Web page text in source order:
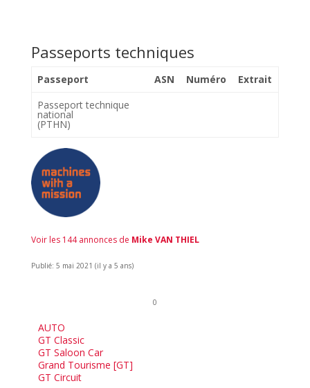
Passeports techniques
Passeport ASN Numéro
Extrait
Passeport technique
national
(PTHN)
Voir les 144 annonces de Mike VAN THIEL
Publié: 5 mai 2021 (il y a 5 ans)
0
AUTO
GT Classic
GT Saloon Car
Grand Tourisme [GT]
GT Circuit